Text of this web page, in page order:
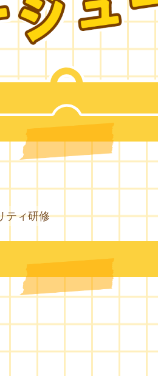
ティ研修